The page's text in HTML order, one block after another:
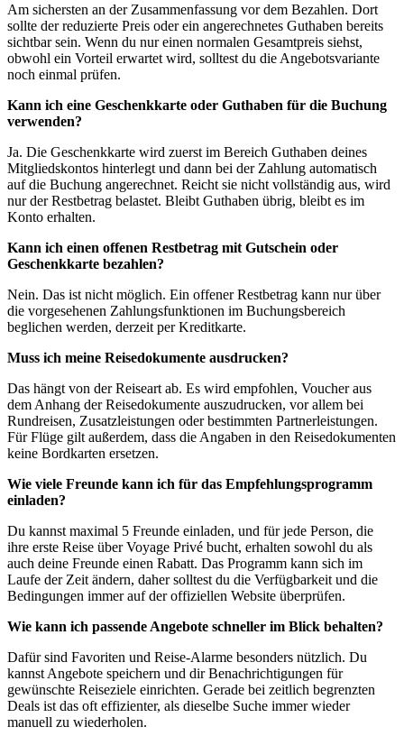
Am sichersten an der Zusammenfassung vor dem Bezahlen. Dort
sollte der reduzierte Preis oder ein angerechnetes Guthaben bereits
sichtbar sein. Wenn du nur einen normalen Gesamtpreis siehst,
obwohl ein Vorteil erwartet wird, solltest du die Angebotsvariante
noch einmal prüfen.
Kann ich eine Geschenkkarte oder Guthaben für die Buchung
verwenden?
Ja. Die Geschenkkarte wird zuerst im Bereich Guthaben deines
Mitgliedskontos hinterlegt und dann bei der Zahlung automatisch
auf die Buchung angerechnet. Reicht sie nicht vollständig aus, wird
nur der Restbetrag belastet. Bleibt Guthaben übrig, bleibt es im
Konto erhalten.
Kann ich einen offenen Restbetrag mit Gutschein oder
Geschenkkarte bezahlen?
Nein. Das ist nicht möglich. Ein offener Restbetrag kann nur über
die vorgesehenen Zahlungsfunktionen im Buchungsbereich
beglichen werden, derzeit per Kreditkarte.
Muss ich meine Reisedokumente ausdrucken?
Das hängt von der Reiseart ab. Es wird empfohlen, Voucher aus
dem Anhang der Reisedokumente auszudrucken, vor allem bei
Rundreisen, Zusatzleistungen oder bestimmten Partnerleistungen.
Für Flüge gilt außerdem, dass die Angaben in den Reisedokumenten
keine Bordkarten ersetzen.
Wie viele Freunde kann ich für das Empfehlungsprogramm
einladen?
Du kannst maximal 5 Freunde einladen, und für jede Person, die
ihre erste Reise über Voyage Privé bucht, erhalten sowohl du als
auch deine Freunde einen Rabatt. Das Programm kann sich im
Laufe der Zeit ändern, daher solltest du die Verfügbarkeit und die
Bedingungen immer auf der offiziellen Website überprüfen.
Wie kann ich passende Angebote schneller im Blick behalten?
Dafür sind Favoriten und Reise-Alarme besonders nützlich. Du
kannst Angebote speichern und dir Benachrichtigungen für
gewünschte Reiseziele einrichten. Gerade bei zeitlich begrenzten
Deals ist das oft effizienter, als dieselbe Suche immer wieder
manuell zu wiederholen.